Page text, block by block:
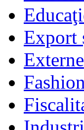
Export
Externe
Fashion